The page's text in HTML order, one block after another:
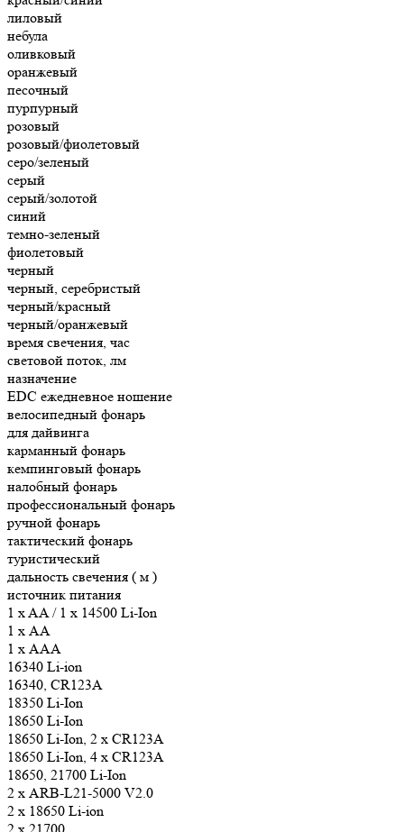
лиловый
небула
оливковый
оранжевый
песочный
пурпурный
розовый
розовый/фиолетовый
серо/зеленый
серый
серый/золотой
синий
темно-зеленый
фиолетовый
черный
черный, серебристый
черный/красный
черный/оранжевый
время свечения, час
световой поток, лм
назначение
EDC ежедневное ношение
велосипедный фонарь
для дайвинга
карманный фонарь
кемпинговый фонарь
налобный фонарь
профессиональный фонарь
ручной фонарь
тактический фонарь
туристический
дальность свечения ( м )
источник питания
1 x AA / 1 x 14500 Li-Ion
1 х AA
1 х AAA
16340 Li-ion
16340, CR123A
18350 Li-Ion
18650 Li-Ion
18650 Li-Ion, 2 х CR123A
18650 Li-Ion, 4 х CR123A
18650, 21700 Li-Ion
2 х ARB-L21-5000 V2.0
2 х 18650 Li-ion